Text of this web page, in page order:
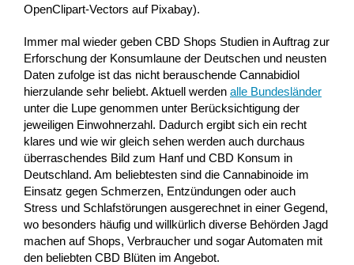
OpenClipart-Vectors auf Pixabay).
Immer mal wieder geben CBD Shops Studien in Auftrag zur
Erforschung der Konsumlaune der Deutschen und neusten
Daten zufolge ist das nicht berauschende Cannabidiol
hierzulande sehr beliebt. Aktuell werden alle Bundesländer
unter die Lupe genommen unter Berücksichtigung der
jeweiligen Einwohnerzahl. Dadurch ergibt sich ein recht
klares und wie wir gleich sehen werden auch durchaus
überraschendes Bild zum Hanf und CBD Konsum in
Deutschland. Am beliebtesten sind die Cannabinoide im
Einsatz gegen Schmerzen, Entzündungen oder auch
Stress und Schlafstörungen ausgerechnet in einer Gegend,
wo besonders häufig und willkürlich diverse Behörden Jagd
machen auf Shops, Verbraucher und sogar Automaten mit
den beliebten CBD Blüten im Angebot.